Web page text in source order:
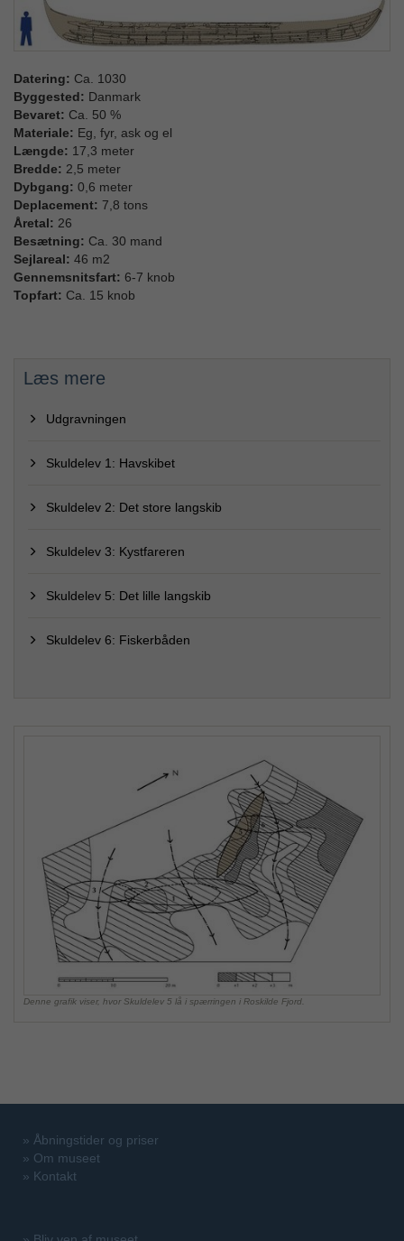
Datering: Ca. 1030
Byggested: Danmark
Bevaret: Ca. 50 %
Materiale: Eg, fyr, ask og el
Længde: 17,3 meter
Bredde: 2,5 meter
Dybgang: 0,6 meter
Deplacement: 7,8 tons
Åretal: 26
Besætning: Ca. 30 mand
Sejlareal: 46 m2
Gennemsnitsfart: 6-7 knob
Topfart: Ca. 15 knob
Læs mere
Udgravningen
Skuldelev 1: Havskibet
Skuldelev 2: Det store langskib
Skuldelev 3: Kystfareren
Skuldelev 5: Det lille langskib
Skuldelev 6: Fiskerbåden
Denne grafik viser, hvor Skuldelev 5 lå i spærringen i Roskilde Fjord.
» Åbningstider og priser
» Om museet
» Kontakt